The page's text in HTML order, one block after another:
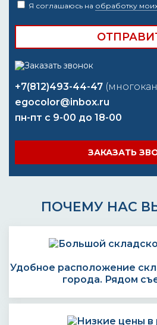
Я соглашаюсь на обработку
+7(812)493-44-47
egocolor@inbox.ru
пн-пт с 9-00 до 18-00
ЗАКАЗАТЬ
ПОЧЕМУ НАС
Удобное расположение
города. Рядом